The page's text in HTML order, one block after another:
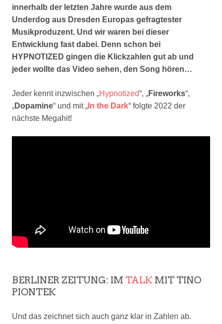
innerhalb der letzten Jahre wurde aus dem
Underdog aus Dresden Europas gefragtester
Musikproduzent. Und wir waren bei dieser
Entwicklung fast dabei. Denn schon bei
HYPNOTIZED gingen die Klickzahlen gut ab und
jeder wollte das Video sehen, den Song hören…
Jeder kennt inzwischen „Hypnotized“, „Fireworks“,
„Dopamine“ und mit „ In the Dark“ folgte 2022 der
nächste Megahit!
BERLINER ZEITUNG: IM TALK MIT TINO
PIONTEK
Und das zeichnet sich auch ganz klar in Zahlen ab.